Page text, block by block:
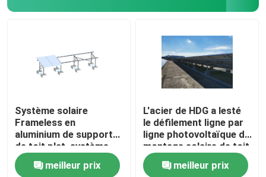
Systèmes d'alimentation solaire de télécom
module solaire polycristallin
Système solaire
Frameless en
aluminium de support
de toit plat, système
commercial de support
de ballastmeilleur prix
L'acier de HDG a lesté
le défilement ligne par
ligne photovoltaïque de
montage solaire de toit
plat de systèmes
meilleur prix